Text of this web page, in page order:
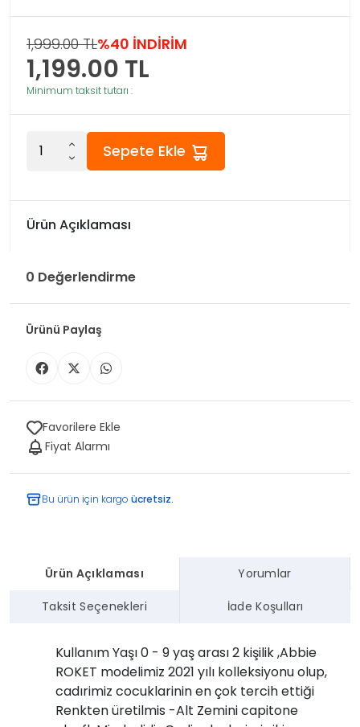
1,999.00 TL%40 İNDİRİM
1,199.00 TL
Minimum taksit tutarı :
Sepete Ekle
Ürün Açıklaması
0 Değerlendirme
Ürünü Paylaş
Favorilere Ekle
Fiyat Alarmı
Bu ürün için kargo ücretsiz.
Ürün Açıklaması Yorumlar
Taksit Seçenekleri İade Koşulları
Kullanım Yaşı 0 - 9 yaş arası 2 kişilik ,Abbie
ROKET modelimiz 2021 yılı kolleksiyonu olup,
cadırimiz cocuklarinin en çok tercih ettiği
Renkten üretilmis -Alt Zemini capitone